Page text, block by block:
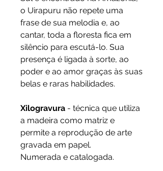
o Uirapuru não repete uma
frase de sua melodia e, ao
cantar, toda a floresta fica em
silêncio para escutá-lo. Sua
presença é ligada à sorte, ao
poder e ao amor graças às suas
belas e raras habilidades.
Xilogravura - técnica que utiliza
a madeira como matriz e
permite a reprodução de arte
gravada em papel.
Numerada e catalogada.